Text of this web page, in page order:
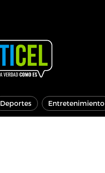
Deportes Entretenimiento